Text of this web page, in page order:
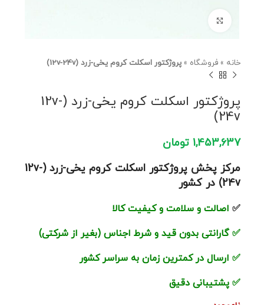
خانه » فروشگاه »پروژکتور اسکلت کروم یخی-زرد (12v-24v)
پروژکتور اسکلت کروم یخی-زرد (12v-
24v)
1,453,637 تومان
مرکز پخش پروژکتور اسکلت کروم یخی-زرد (12v-
24v) در کشور
✅ اصالت و سلامت و کیفیت کالا
✅گارانتی بدون قید و شرط اجناس (بغیر از شرکتی)
✅ ارسال در کمترین زمان به سراسر کشور
✅ پشتیبانی دقیق